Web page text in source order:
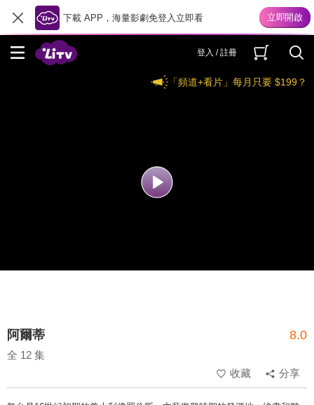
下載 APP，海量影劇免登入立即看
登入 / 註冊
「頻道+看片」每月只要 $199？
阿爾蒂 8.0
全 12 集
收藏
分享